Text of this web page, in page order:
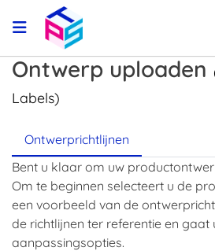
Ontwerp uploaden
Labels)
Ontwerprichtlijnen
Bent u klaar om uw
Om te beginnen selecteert u de
een voorbeeld van de
de richtlijnen ter referentie en gaat
aanpassingsopties.